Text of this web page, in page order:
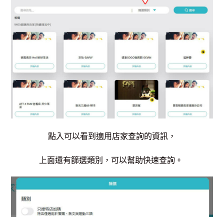
點入可以看到適用店家查詢的資訊，
上面還有篩選類別，可以幫助快速查詢。